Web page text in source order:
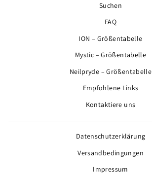
Suchen
FAQ
ION – Größentabelle
Mystic – Größentabelle
Neilpryde – Größentabelle
Empfohlene Links
Kontaktiere uns
Datenschutzerklärung
Versandbedingungen
Impressum